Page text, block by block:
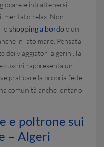
e intrattenersi
meritato relax. Non
lo shopping a bordoe un
in lato mare. Pensata
dei viaggiatori algerini, la
cuscini rappresenta un
praticare la propria fede
comunità anche lontano
e poltrone sui
– Algeri